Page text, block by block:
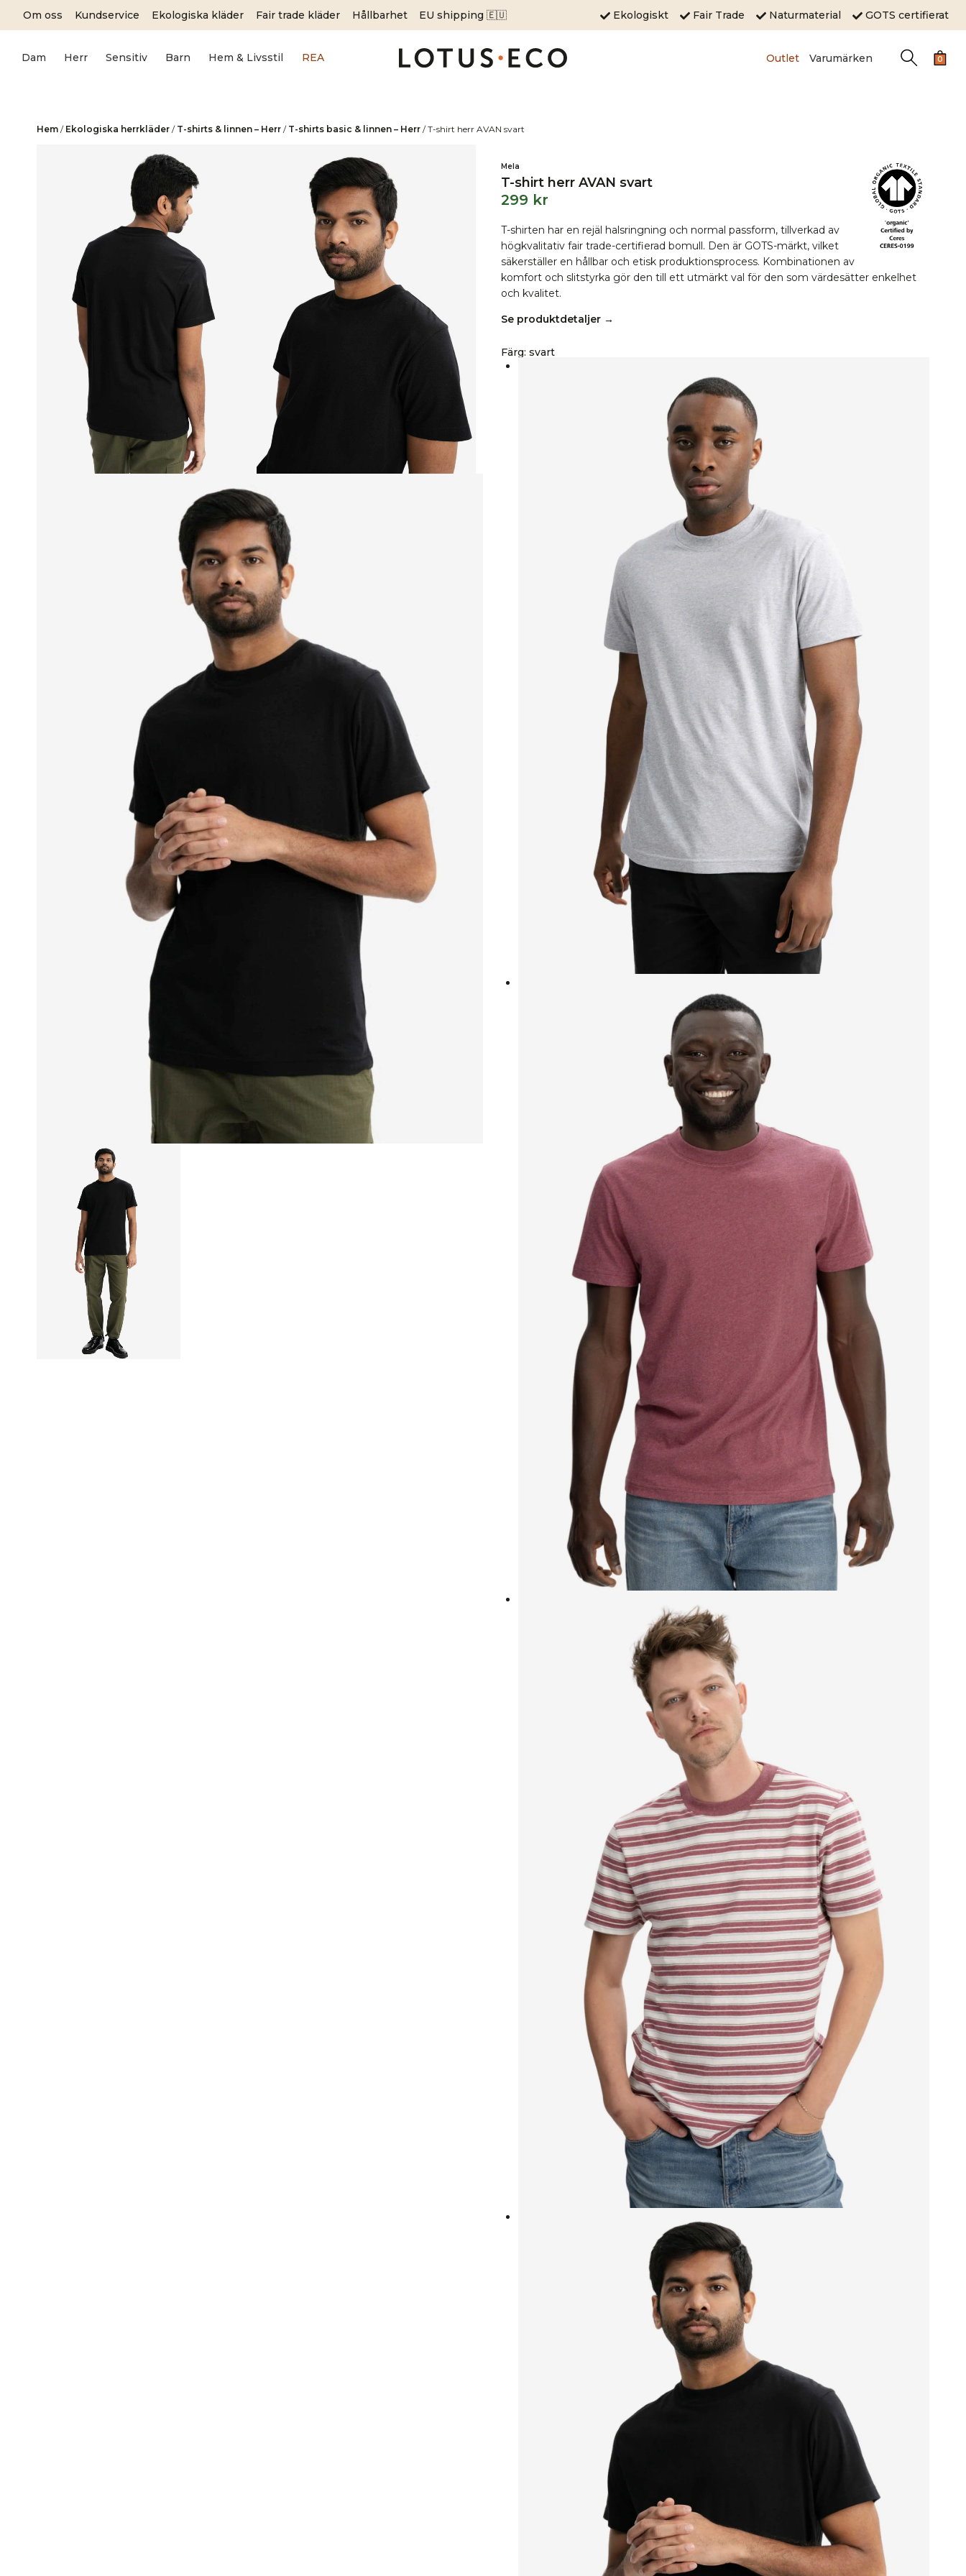
Om oss Kundservice Ekologiska kläder Fair trade kläder Hållbarhet EU shipping 🇪🇺 Ekologiskt Fair Trade Naturmaterial GOTS certifierat
Dam Herr Sensitiv Barn Hem & Livsstil REA Outlet Varumärken 0
Hem / Ekologiska herrkläder / T-shirts & linnen – Herr / T-shirts basic & linnen – Herr /T-shirt herr AVAN svart
Mela
T-shirt herr AVAN svart
299 kr
T-shirten har en rejäl halsringning och normal passform, tillverkad av
högkvalitativ fair trade-certifierad bomull. Den är GOTS-märkt, vilket
säkerställer en hållbar och etisk produktionsprocess. Kombinationen av
komfort och slitstyrka gör den till ett utmärkt val för den som värdesätter enkelhet
och kvalitet.
Se produktdetaljer →
Färg: svart